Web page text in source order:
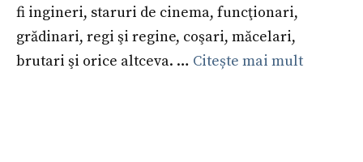
fi ingineri, staruri de cinema, funcţionari,
grădinari, regi şi regine, coşari, măcelari,
brutari şi orice altceva. … Citește mai mult